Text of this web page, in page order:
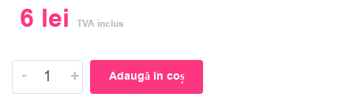
6 lei TVA inclus
- + Adaugă în coș